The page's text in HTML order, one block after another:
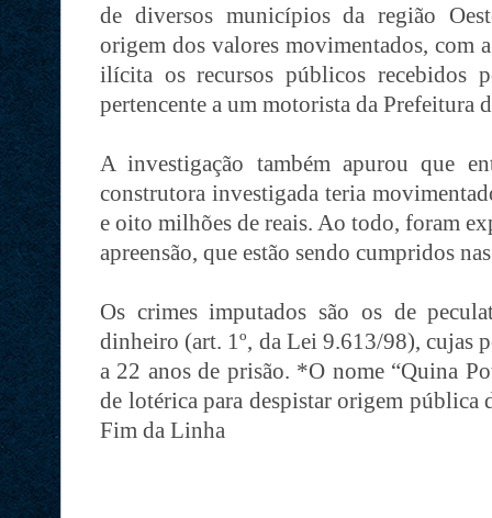
de diversos municípios da região
origem dos valores movimentados, com
ilícita os recursos públicos recebidos
pertencente a um motorista da Prefeitura
A investigação também apurou que
construtora investigada teria
e oito milhões de reais. Ao todo, foram
apreensão, que estão sendo cumpridos
Os crimes imputados são os de
dinheiro (art. 1º, da Lei 9.613/98), cujas
a 22 anos de prisão. *O nome “Quina
de lotérica para despistar origem
Fim da Linha